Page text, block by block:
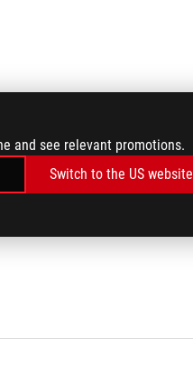
and see relevant promotions.
Switch to the US website